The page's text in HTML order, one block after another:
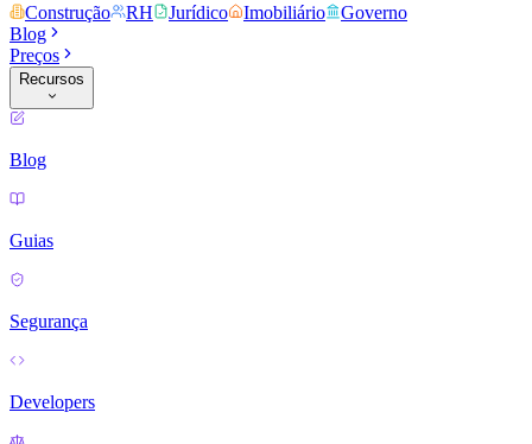
Construção
RH Jurídico Imobiliário
Governo
Blog
Preços
Recursos
Blog
Guias
Segurança
Developers